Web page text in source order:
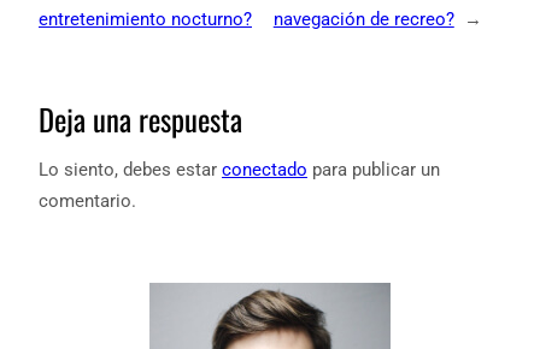
entretenimiento nocturno? navegación de recreo? →
Deja una respuesta
Lo siento, debes estar conectado para publicar un
comentario.